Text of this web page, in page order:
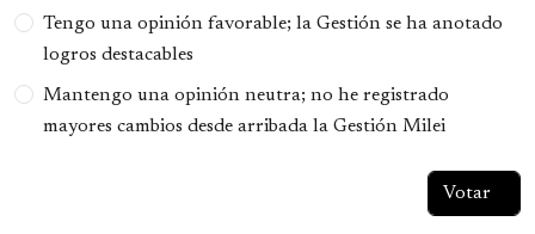
Tengo una opinión favorable; la Gestión se ha anotado
logros destacables
Mantengo una opinión neutra; no he registrado
mayores cambios desde arribada la Gestión Milei